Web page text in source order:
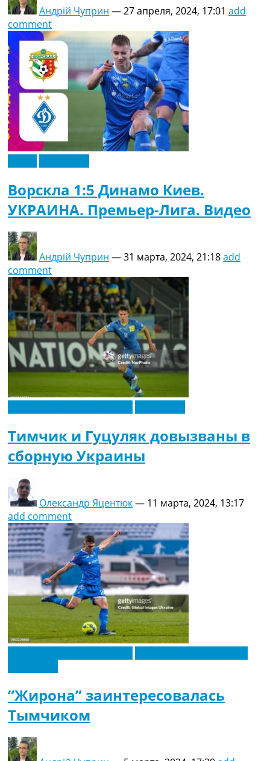
Андрій Чуприн —27 апреля, 2024, 17:01 add
comment
Ворскла 1:5 Динамо Киев.
УКРАИНА. Премьер-Лига. Видео
Андрій Чуприн —31 марта, 2024, 21:18add
comment
Тимчик и Гуцуляк довызваны в
сборную Украины
Олександр Яцентюк— 11 марта, 2024, 13:17
add comment
“Жирона” заинтересовалась
Тымчиком